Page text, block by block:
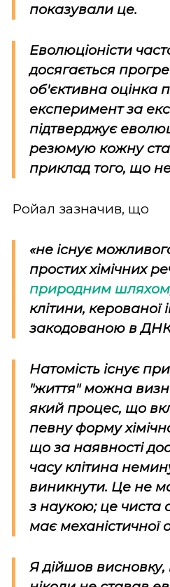
показували це.
Еволюціоністи
досягається
об'єктивна оцінка
експеримент за
підтверджує
резюмую кожну
приклад того, що
Ройал зазначив, що
«не існує
простих хімічних
природним шляхом
клітини, керованої
закодованою в
Натомість існує
"життя" можна
який процес, що
певну форму
що за наявності
часу клітина
виникнути. Це не
з наукою; це чиста
має механістичної
Я дійшов висновку,